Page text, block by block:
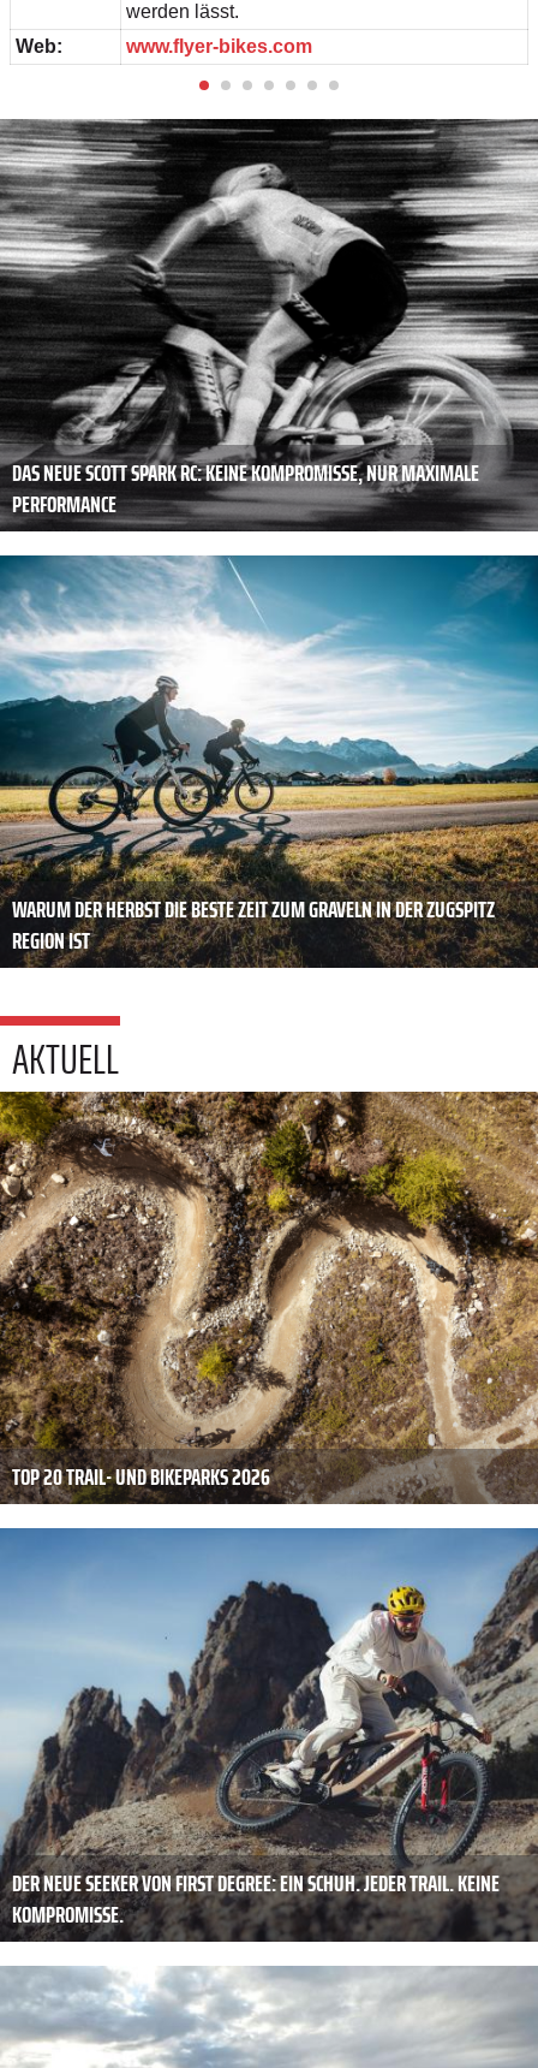
werden lässt.
Web:
www.flyer-bikes.com
DAS NEUE SCOTT SPARK RC: KEINE KOMPROMISSE, NUR MAXIMALE
PERFORMANCE
WARUM DER HERBST DIE BESTE ZEIT ZUM GRAVELN IN DER ZUGSPITZ
REGION IST
AKTUELL
TOP 20 TRAIL- UND BIKEPARKS 2026
DER NEUE SEEKER VON FIRST DEGREE: EIN SCHUH. JEDER TRAIL. KEINE
KOMPROMISSE.